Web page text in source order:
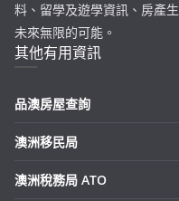
料、留學及遊學資訊、房產
未來無限的可能。
其他有用資訊
品澳房屋查詢
澳洲移民局
澳洲稅務局 ATO